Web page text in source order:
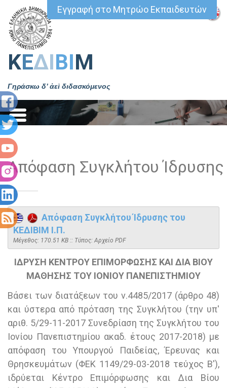
ΚΕΔΙΒΙΜ
Γηράσκω δ’ ἀεὶ διδασκόμενος
Εγγραφή στο Μητρώο Εκπαιδευτών
Απόφαση Συγκλήτου
Απόφαση Συγκλήτου Ίδρυσης του
ΚΕΔΙΒΙΜ Ι.Π.
Mέγεθος: 170.51 KB :: Τύπος: Αρχείο PDF
ΙΔΡΥΣΗ ΚΕΝΤΡΟΥ ΕΠΙΜΟΡΦΩΣΗΣ ΚΑΙ ΔΙΑ ΒΙΟΥ
ΜΑΘΗΣΗΣ ΤΟΥ ΙΟΝΙΟΥ ΠΑΝΕΠΙΣΤΗΜΙΟΥ
Βάσει των διατάξεων του ν.4485/2017 (άρθρο 48)
και ύστερα από πρόταση της Συγκλήτου (την υπ'
αριθ. 5/29-11-2017 Συνεδρίαση της Συγκλήτου του
Ιονίου Πανεπιστημίου ακαδ. έτους 2017-2018) με
απόφαση του Υπουργού Παιδείας, Έρευνας και
Θρησκευμάτων (ΦΕΚ 1149/29-03-2018 τεύχος Β'),
ιδρύεται Κέντρο Επιμόρφωσης και Δια Βίου